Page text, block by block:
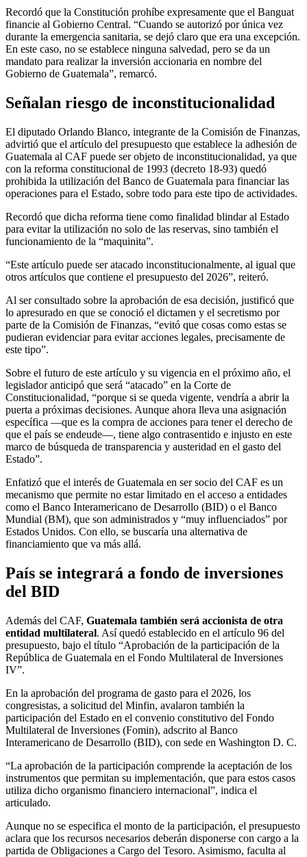
Recordó que la Constitución prohíbe expresamente que el Banguat
financie al Gobierno Central. “Cuando se autorizó por única vez
durante la emergencia sanitaria, se dejó claro que era una excepción.
En este caso, no se establece ninguna salvedad, pero se da un
mandato para realizar la inversión accionaria en nombre del
Gobierno de Guatemala”, remarcó.
Señalan riesgo de inconstitucionalidad
El diputado Orlando Blanco, integrante de la Comisión de Finanzas,
advirtió que el artículo del presupuesto que establece la adhesión de
Guatemala al CAF puede ser objeto de inconstitucionalidad, ya que
con la reforma constitucional de 1993 (decreto 18-93) quedó
prohibida la utilización del Banco de Guatemala para financiar las
operaciones para el Estado, sobre todo para este tipo de actividades.
Recordó que dicha reforma tiene como finalidad blindar al Estado
para evitar la utilización no solo de las reservas, sino también el
funcionamiento de la “maquinita”.
“Este artículo puede ser atacado inconstitucionalmente, al igual que
otros artículos que contiene el presupuesto del 2026”, reiteró.
Al ser consultado sobre la aprobación de esa decisión, justificó que
lo apresurado en que se conoció el dictamen y el secretismo por
parte de la Comisión de Finanzas, “evitó que cosas como estas se
pudieran evidenciar para evitar acciones legales, precisamente de
este tipo”.
Sobre el futuro de este artículo y su vigencia en el próximo año, el
legislador anticipó que será “atacado” en la Corte de
Constitucionalidad, “porque si se queda vigente, vendría a abrir la
puerta a próximas decisiones. Aunque ahora lleva una asignación
específica —que es la compra de acciones para tener el derecho de
que el país se endeude—, tiene algo contrasentido e injusto en este
marco de búsqueda de transparencia y austeridad en el gasto del
Estado”.
Enfatizó que el interés de Guatemala en ser socio del CAF es un
mecanismo que permite no estar limitado en el acceso a entidades
como el Banco Interamericano de Desarrollo (BID) o el Banco
Mundial (BM), que son administrados y “muy influenciados” por
Estados Unidos. Con ello, se buscaría una alternativa de
financiamiento que va más allá.
País se integrará a fondo de inversiones
del BID
Además del CAF, Guatemala también será accionista de otra
entidad multilateral. Así quedó establecido en el artículo 96 del
presupuesto, bajo el título “Aprobación de la participación de la
República de Guatemala en el Fondo Multilateral de Inversiones
IV”.
En la aprobación del programa de gasto para el 2026, los
congresistas, a solicitud del Minfin, avalaron también la
participación del Estado en el convenio constitutivo del Fondo
Multilateral de Inversiones (Fomin), adscrito al Banco
Interamericano de Desarrollo (BID), con sede en Washington D. C.
“La aprobación de la participación comprende la aceptación de los
instrumentos que permitan su implementación, que para estos casos
utiliza dicho organismo financiero internacional”, indica el
articulado.
Aunque no se especifica el monto de la participación, el presupuesto
aclara que los recursos necesarios deberán disponerse con cargo a la
partida de Obligaciones a Cargo del Tesoro. Asimismo, faculta al